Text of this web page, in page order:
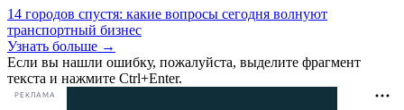
14 городов спустя: какие вопросы сегодня волнуют
транспортный бизнес
Узнать больше →
Если вы нашли ошибку, пожалуйста, выделите фрагмент
текста и нажмите Ctrl+Enter.
РЕКЛАМА